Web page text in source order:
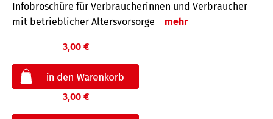
Infobroschüre für Verbraucherinnen und Verbraucher
mit betrieblicher Altersvorsorge
mehr
3,00 €
3,00 €